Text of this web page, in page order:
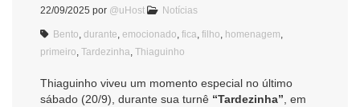
22/09/2025 por @uHost Notícias
Bento durante emocionado fica filho homenagem
primeiro Tardezinha Thiaguinho
Thiaguinho viveu um momento especial no último
sábado (20/9), durante sua turnê “Tardezinha” , em